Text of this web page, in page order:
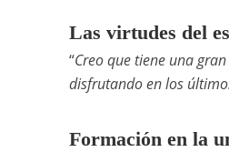
Las virtudes del
“Creo que tiene una
disfrutando en los
Formación en la